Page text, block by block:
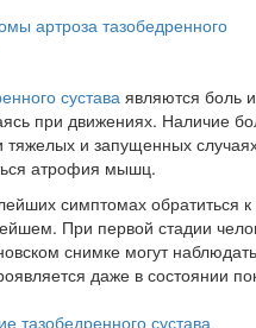
суставаявляются боль
при движениях. Наличие
тяжелых и запущенных
атрофия мышц.
симптомах обратиться
При первой стадии
снимке могут
даже в состоянии